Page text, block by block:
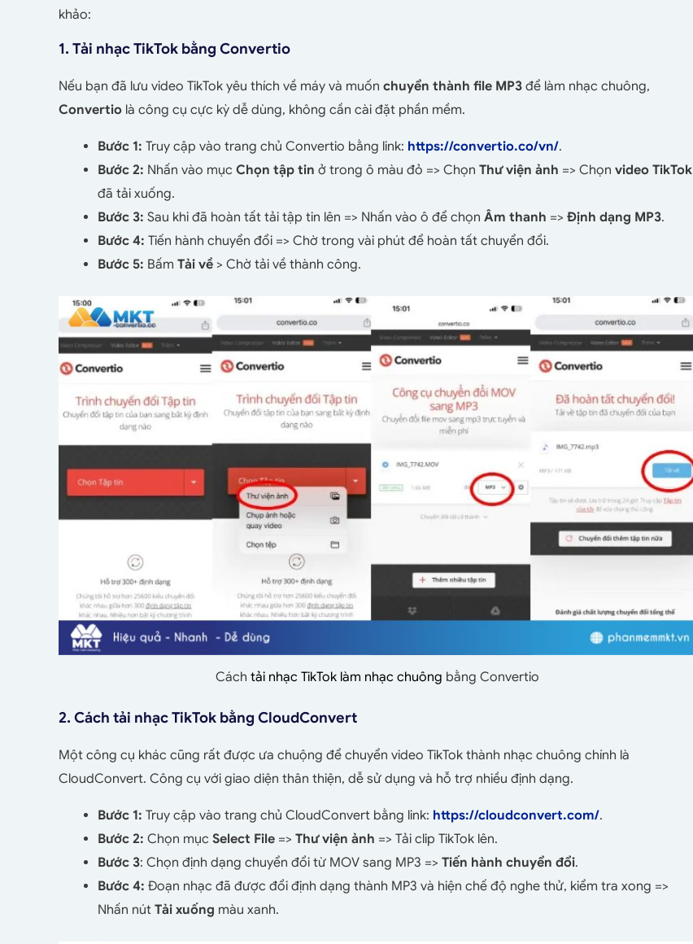
khảo:
1. Tải nhạc TikTok bằng Convertio
Nếu bạn đã lưu video TikTok yêu thích về máy và muốn chuyển thành file MP3 để làm nhạc chuông,
Convertio là công cụ cực kỳ dễ dùng, không cần cài đặt phần mềm.
Bước 1: Truy cập vào trang chủ Convertio bằng link: https://convertio.co/vn/.
Bước 2: Nhấn vào mục Chọn tập tin ở trong ô màu đỏ => Chọn Thư viện ảnh => Chọn video TikTok
đã tải xuống.
Bước 3: Sau khi đã hoàn tất tải tập tin lên => Nhấn vào ô để chọn Âm thanh => Định dạng MP3.
Bước 4: Tiến hành chuyển đổi => Chờ trong vài phút để hoàn tất chuyển đổi.
Bước 5: Bấm Tải về > Chờ tải về thành công.
Cách tải nhạc TikTok làm nhạc chuông bằng Convertio
2. Cách tải nhạc TikTok bằng CloudConvert
Một công cụ khác cũng rất được ưa chuộng để chuyển video TikTok thành nhạc chuông chính là
CloudConvert. Công cụ với giao diện thân thiện, dễ sử dụng và hỗ trợ nhiều định dạng.
Bước 1: Truy cập vào trang chủ CloudConvert bằng link: https://cloudconvert.com/.
Bước 2: Chọn mục Select File => Thư viện ảnh => Tải clip TikTok lên.
Bước 3: Chọn định dạng chuyển đổi từ MOV sang MP3 => Tiến hành chuyển đổi.
Bước 4: Đoạn nhạc đã được đổi định dạng thành MP3 và hiện chế độ nghe thử, kiểm tra xong =>
Nhấn nút Tải xuống màu xanh.